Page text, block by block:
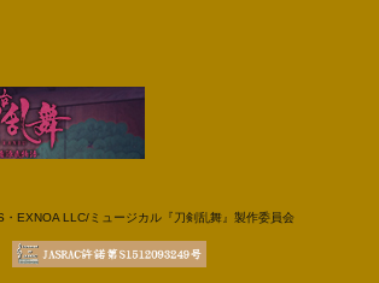
EXNOA LLC/ミュージカル『刀剣乱舞』製作委員会